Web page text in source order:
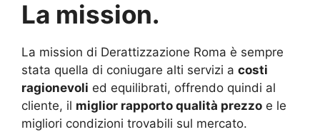
La mission.
La mission di Derattizzazione Roma è sempre
stata quella di coniugare alti servizi a costi
ragionevoli ed equilibrati, offrendo quindi al
cliente, il miglior rapporto qualità prezzo e le
migliori condizioni trovabili sul mercato.